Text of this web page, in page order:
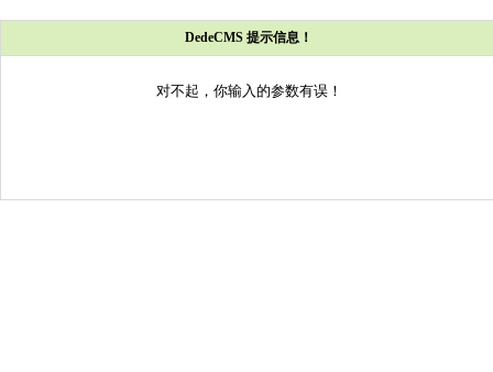
DedeCMS 提示信息！
对不起，你输入的参数有误！